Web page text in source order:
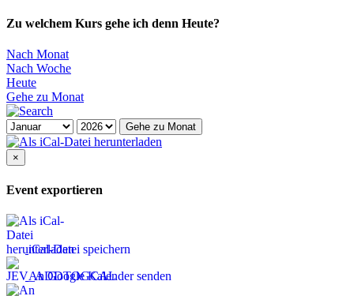
Zu welchem Kurs gehe ich denn Heute?
Nach Monat
Nach Woche
Heute
Gehe zu Monat
Gehe zu Monat
×
Event exportieren
iCal-Datei speichern
An Google Kalender senden